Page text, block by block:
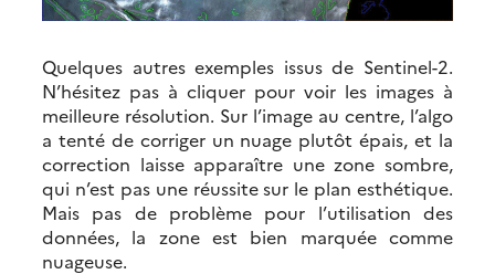
Quelques autres exemples issus de Sentinel-2.
N’hésitez pas à cliquer pour voir les images à
meilleure résolution. Sur l’image au centre, l’algo
a tenté de corriger un nuage plutôt épais, et la
correction laisse apparaître une zone sombre,
qui n’est pas une réussite sur le plan esthétique.
Mais pas de problème pour l’utilisation des
données, la zone est bien marquée comme
nuageuse.